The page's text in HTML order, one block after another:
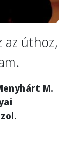
az úthoz,
M.